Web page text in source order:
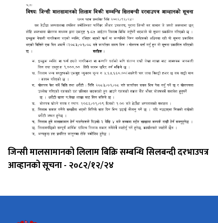
जिन्सी मालसामानको लिलाम बिक्रि सम्बन्धि सिलबन्दी दरभाउपत्र
आव्हानको सूचना - २०८२/१२/२४